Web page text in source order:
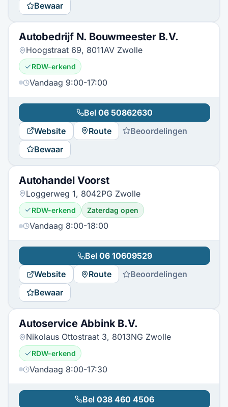
Bewaar
Autobedrijf N. Bouwmeester B.V.
Hoogstraat 69, 8011AV Zwolle
RDW-erkend
Vandaag 9:00-17:00
Bel 06 50862630
Website
Route
Beoordelingen
Bewaar
Autohandel Voorst
Loggerweg 1, 8042PG Zwolle
RDW-erkend Zaterdag open
Vandaag 8:00-18:00
Bel 06 10609529
Website
Route
Beoordelingen
Bewaar
Autoservice Abbink B.V.
Nikolaus Ottostraat 3, 8013NG Zwolle
RDW-erkend
Vandaag 8:00-17:30
Bel 038 460 4506